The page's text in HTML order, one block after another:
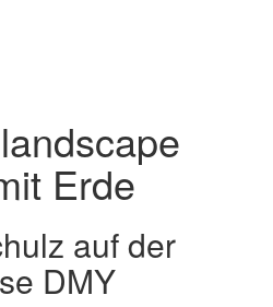

Erde
auf der
DMY